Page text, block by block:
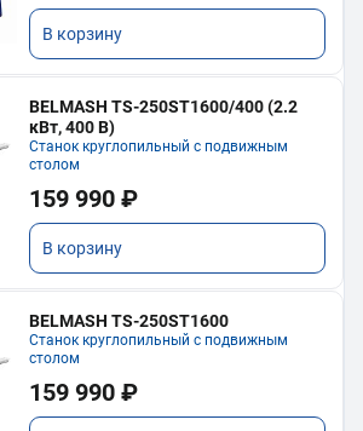
В корзину
BELMASH TS-250ST1600/400 (2.2
кВт, 400 В)
Станок круглопильный с подвижным
столом
159 990 ₽
В корзину
BELMASH TS-250ST1600
Станок круглопильный с подвижным
столом
159 990 ₽